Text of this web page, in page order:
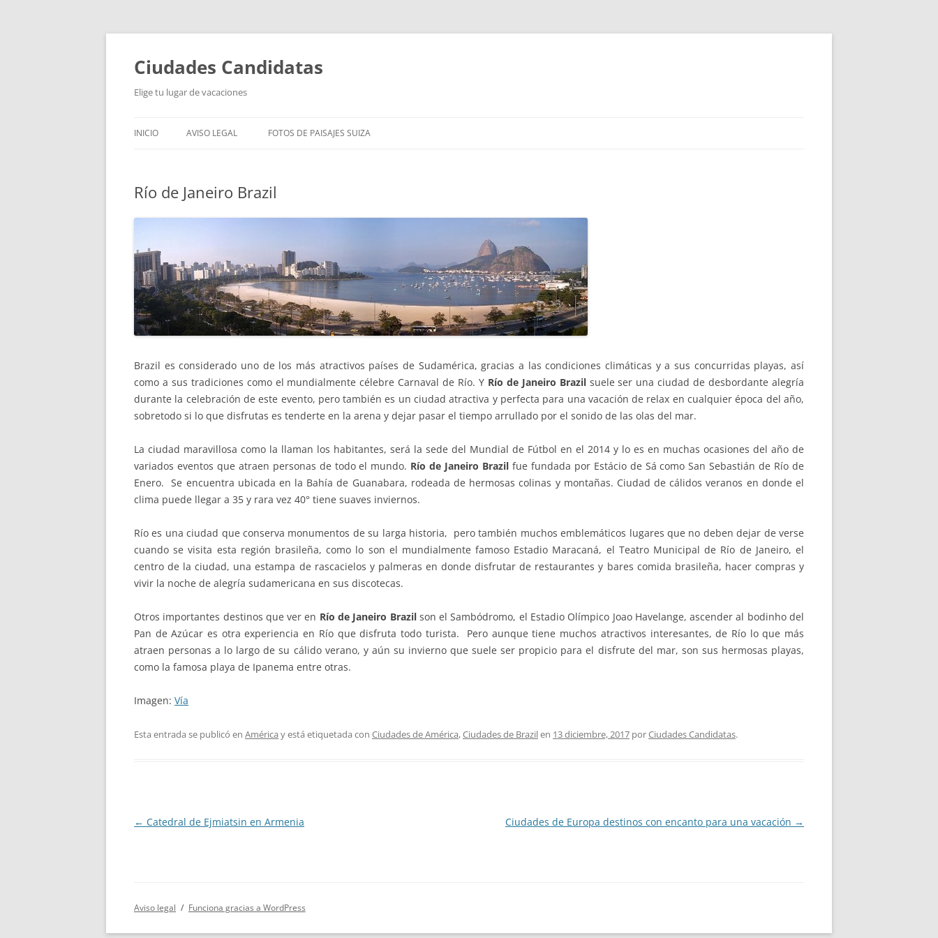
Saltar
contenido
Ciudades Candidatas
Elige tu lugar de vacaciones
INICIO AVISO LEGAL FOTOS DE PAISAJES SUIZA
Río de Janeiro Brazil
Brazil es considerado uno de los más atractivos países de Sudamérica, gracias a las condiciones climáticas y a sus concurridas playas, así
como a sus tradiciones como el mundialmente célebre Carnaval de Río. Y Río de Janeiro Brazil suele ser una ciudad de desbordante alegría
durante la celebración de este evento, pero también es un ciudad atractiva y perfecta para una vacación de relax en cualquier época del año,
sobretodo si lo que disfrutas es tenderte en la arena y dejar pasar el tiempo arrullado por el sonido de las olas del mar.
La ciudad maravillosa como la llaman los habitantes, será la sede del Mundial de Fútbol en el 2014 y lo es en muchas ocasiones del año de
variados eventos que atraen personas de todo el mundo. Río de Janeiro Brazil fue fundada por Estácio de Sá como San Sebastián de Río de
Enero. Se encuentra ubicada en la Bahía de Guanabara, rodeada de hermosas colinas y montañas. Ciudad de cálidos veranos en donde el
clima puede llegar a 35 y rara vez 40° tiene suaves inviernos.
Río es una ciudad que conserva monumentos de su larga historia, pero también muchos emblemáticos lugares que no deben dejar de verse
cuando se visita esta región brasileña, como lo son el mundialmente famoso Estadio Maracaná, el Teatro Municipal de Río de Janeiro, el
centro de la ciudad, una estampa de rascacielos y palmeras en donde disfrutar de restaurantes y bares comida brasileña, hacer compras y
vivir la noche de alegría sudamericana en sus discotecas.
Otros importantes destinos que ver en Río de Janeiro Brazil son el Sambódromo, el Estadio Olímpico Joao Havelange, ascender al bodinho del
Pan de Azúcar es otra experiencia en Río que disfruta todo turista. Pero aunque tiene muchos atractivos interesantes, de Río lo que más
atraen personas a lo largo de su cálido verano, y aún su invierno que suele ser propicio para el disfrute del mar, son sus hermosas playas,
como la famosa playa de Ipanema entre otras.
Imagen: Vía
Esta entrada se publicó en América y está etiquetada con Ciudades de América,Ciudades de Brazilen 13 diciembre, 2017 porCiudades Candidatas.
Navegación
← Catedral de Ejmiatsin en Armenia Ciudades de Europa destinos con encanto para una vacación →
Aviso legal Funciona gracias a WordPress